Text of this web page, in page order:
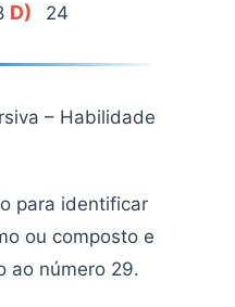
D) 24
– Habilidade
para identificar
ou composto e
ao número 29.